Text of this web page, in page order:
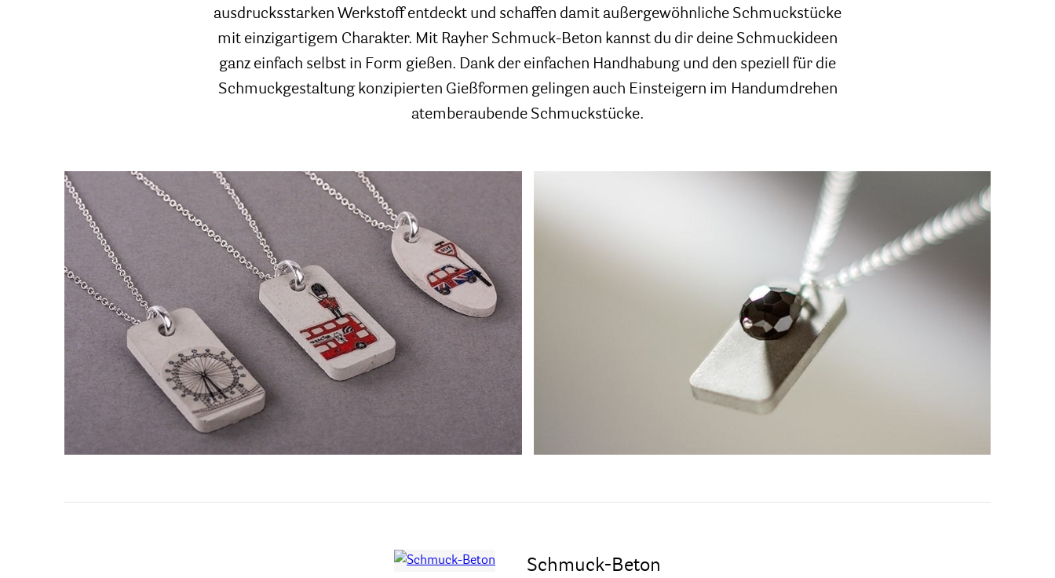
ausdrucksstarken Werkstoff entdeckt und schaffen damit außergewöhnliche Schmuckstücke
mit einzigartigem Charakter. Mit Rayher Schmuck-Beton kannst du dir deine Schmuckideen
ganz einfach selbst in Form gießen. Dank der einfachen Handhabung und den speziell für die
Schmuckgestaltung konzipierten Gießformen gelingen auch Einsteigern im Handumdrehen
atemberaubende Schmuckstücke.
Schmuck-Beton